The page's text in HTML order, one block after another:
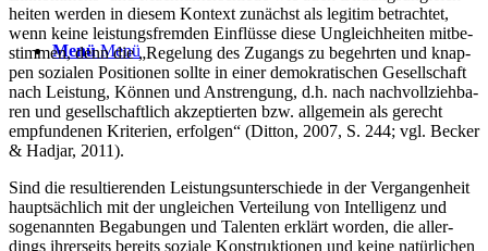
Menü Menü
hei­ten wer­den in die­sem Kon­text zunächst als legi­tim betrach­tet,
wenn kei­ne leis­tungs­frem­den Ein­flüs­se die­se Ungleich­hei­ten mit­be­
stim­men, denn die „Rege­lung des Zugangs zu begehr­ten und knap­
pen sozia­len Posi­tio­nen soll­te in einer demo­kra­ti­schen Gesell­schaft
nach Leis­tung, Kön­nen und Anstren­gung, d.h. nach nach­voll­zieh­ba­
ren und gesell­schaft­lich akzep­tier­ten bzw. all­ge­mein als gerecht
emp­fun­de­nen Kri­te­ri­en, erfol­gen“ (Dit­ton, 2007, S. 244; vgl. Becker
& Hadjar, 2011).
Sind die resul­tie­ren­den Leis­tungs­un­ter­schie­de in der Ver­gan­gen­heit
haupt­säch­lich mit der unglei­chen Ver­tei­lung von Intel­li­genz und
soge­nann­ten Bega­bun­gen und Talen­ten erklärt wor­den, die aller­
dings ihrer­seits bereits sozia­le Kon­struk­tio­nen und kei­ne natür­li­chen